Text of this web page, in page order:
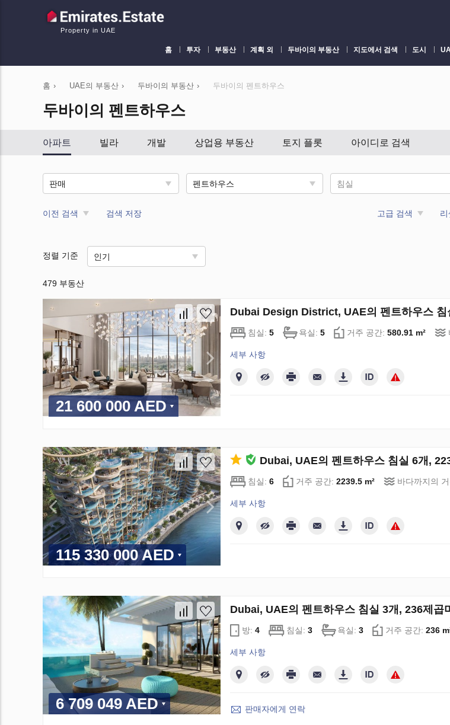
Property in UAE
홈 투자 부동산 계획 외 두바이의 부동산 지도에서 검색 도시
홈 › UAE의 부동산 › 두바이의 부동산 › 두바이의 펜트하우스
두바이의 펜트하우스
아파트 빌라 개발 상업용 부동산 토지 플롯 아이디로 검색
판매 펜트하우스 침실
이전 검색 검색 저장 고급 검색 리
정렬 기준 인기
479 부동산
21 600 000 AED
Dubai Design District, UAE의 펜트하우스 침
침실: 5 욕실: 5 거주 공간: 580.91 m²
세부 사항
115 330 000 AED
Dubai, UAE의 펜트하우스 침실 6개,
침실: 6 거주 공간: 2239.5 m² 바다까지의
세부 사항
6 709 049 AED
Dubai, UAE의 펜트하우스 침실 3개, 236제곱
방: 4 침실: 3 욕실: 3 거주 공간: 236
세부 사항
판매자에게 연락